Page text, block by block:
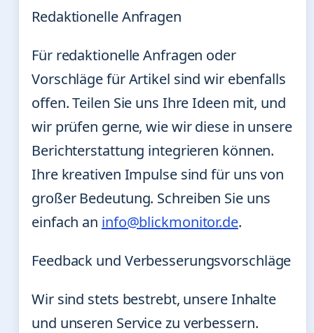
Redaktionelle Anfragen
Für redaktionelle Anfragen oder
Vorschläge für Artikel sind wir ebenfalls
offen. Teilen Sie uns Ihre Ideen mit, und
wir prüfen gerne, wie wir diese in unsere
Berichterstattung integrieren können.
Ihre kreativen Impulse sind für uns von
großer Bedeutung. Schreiben Sie uns
einfach an info@blickmonitor.de.
Feedback und Verbesserungsvorschläge
Wir sind stets bestrebt, unsere Inhalte
und unseren Service zu verbessern.